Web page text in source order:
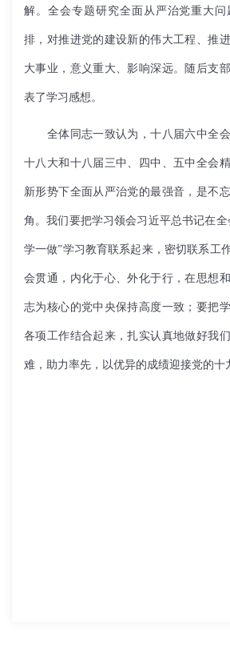
解。全会专题研究全面从严治党重大
排，对推进党的建设新的伟大工程、推
大事业，意义重大、影响深远。随后支
表了学习感想。
全体同志一致认为，十八届六中全
十八大和十八届三中、四中、五中全会
新形势下全面从严治党的最强音，是不
角。我们要把学习领会习近平总书记在
学一做”学习教育联系起来，密切联系工
会贯通，内化于心、外化于行，在思想
志为核心的党中央保持高度一致；要把
各项工作结合起来，扎实认真地做好我
难，助力率先，以优异的成绩迎接党的十